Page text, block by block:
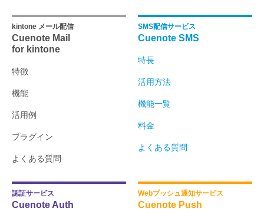
kintone メール配信
Cuenote Mail
for kintone
特徴
機能
活用例
プラグイン
よくある質問
SMS配信サービス
Cuenote SMS
特長
活用方法
機能一覧
料金
よくある質問
認証サービス
Cuenote Auth
Webプッシュ通知サービス
Cuenote Push